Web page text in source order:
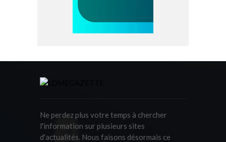
Ne perdez plus votre temps à chercher
l'information sur plusieurs sites
d'actualités. Nous faisons désormais ce